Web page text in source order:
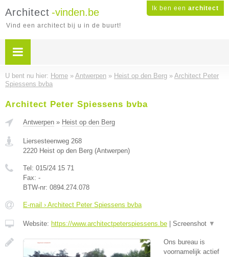
Ik ben een architect
Architect -vinden.be
Vind een architect bij u in de buurt!
U bent nu hier: Home » Antwerpen » Heist op den Berg » Architect Peter
Spiessens bvba
Architect Peter Spiessens bvba
Antwerpen » Heist op den Berg
Liersesteenweg 268
2220 Heist op den Berg (Antwerpen)
Tel: 015/24 15 71
Fax: -
BTW-nr: 0894.274.078
E-mail › Architect Peter Spiessens bvba
Website: https://www.architectpeterspiessens.be Screenshot ▼
Ons bureau is
voornamelijk actief